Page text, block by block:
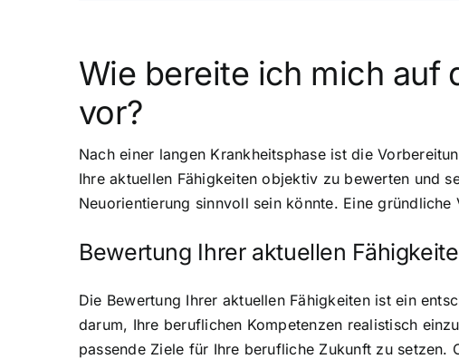
Wie bereite ich mich auf
vor?
Nach einer langen Krankheitsphase ist die
Ihre aktuellen Fähigkeiten objektiv zu bewerten und
Neuorientierung sinnvoll sein könnte. Eine
Bewertung Ihrer aktuellen
Die Bewertung Ihrer aktuellen Fähigkeiten ist ein
darum, Ihre beruflichen Kompetenzen realistisch
passende Ziele für Ihre berufliche Zukunft zu